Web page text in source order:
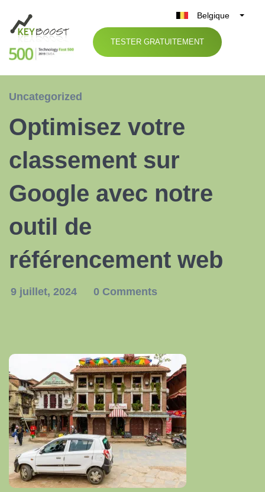
Belgique
België
Nederland
TESTER GRATUITEMENT
Uncategorized
Optimisez votre
classement sur
Google avec notre
outil de
référencement web
9 juillet, 2024 0 Comments